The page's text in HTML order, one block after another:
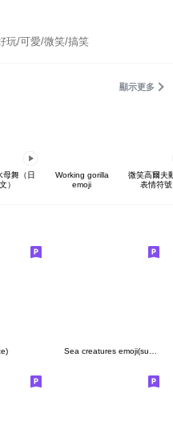
玩/可愛/微笑/搞笑
顯示更多
母舞（日
文）
Working gorilla
emoji
微笑高爾夫
表情符號